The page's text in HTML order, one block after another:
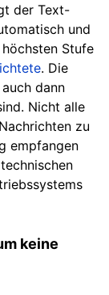
der Text-
und
Stufe
. Die
dann
Nicht alle
zu
empfangen
keine